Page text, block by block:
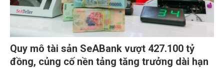
Quy mô tài sản SeABank vượt 427.100 tỷ
đồng, củng cố nền tảng tăng trưởng dài hạn